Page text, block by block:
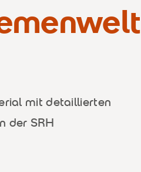
mit detaillierten
der SRH